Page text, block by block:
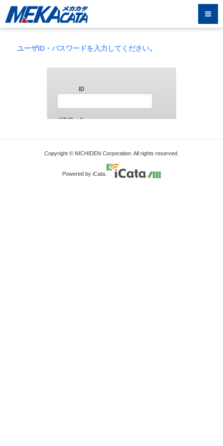
ユーザID・パスワードを入力してください。
Copyright © NICHIDEN Corporation. All rights reserved.
Powered by iCata.